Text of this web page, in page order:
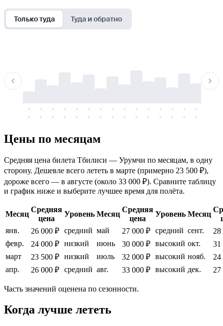
Только туда Туда и обратно
-
-
-
-
-
-
-
-
-
-
-
-
-
-
-
-
-
-
-
-
-
-
-
-
-
-
-
-
-
-
Цены по месяцам
Средняя цена билета Тбилиси — Урумчи по месяцам, в одну
сторону. Дешевле всего лететь в марте (примерно 23 500 ₽),
дороже всего — в августе (около 33 000 ₽). Сравните таблицу
и график ниже и выберите лучшее время для полёта.
Месяц
Средняя
цена
Уровень Месяц
Средняя
цена
Уровень Месяц
янв.
26 000 ₽ средний май 27 000 ₽ средний сент.
28
февр.
24 000 ₽ низкий июнь 30 000 ₽ высокий окт.
31
март
23 500 ₽ низкий июль 32 000 ₽ высокий нояб.
24
апр.
26 000 ₽ средний авг. 33 000 ₽ высокий дек. 27
Часть значений оценена по сезонности.
Когда лучше лететь